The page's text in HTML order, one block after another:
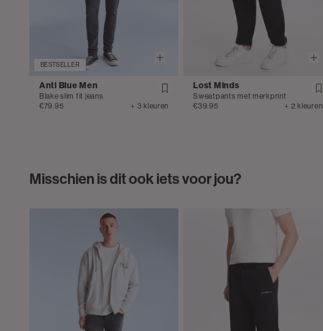
BESTSELLER
Anti Blue Men
Blake slim fit jeans
€79.95
+ 3 kleuren
Lost Minds
Sweatpants met merkprint
€39.95
+ 2 kleuren
Misschien is dit ook iets voor jou?